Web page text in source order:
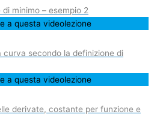
minimo – esempio 2
a questa videolezione
curva secondo la definizione di
a questa videolezione
derivate, costante per funzione e